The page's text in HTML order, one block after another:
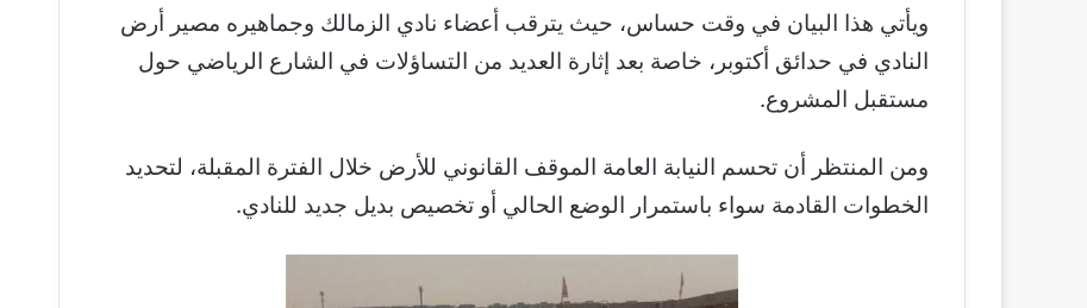
ويأتي هذا البيان في وقت حساس، حيث يترقب أعضاء نادي الزمالك وجماهيره مصير أرض
النادي في حدائق أكتوبر، خاصة بعد إثارة العديد من التساؤلات في الشارع الرياضي حول
مستقبل المشروع.
ومن المنتظر أن تحسم النيابة العامة الموقف القانوني للأرض خلال الفترة المقبلة، لتحديد
الخطوات القادمة سواء باستمرار الوضع الحالي أو تخصيص بديل جديد للنادي.